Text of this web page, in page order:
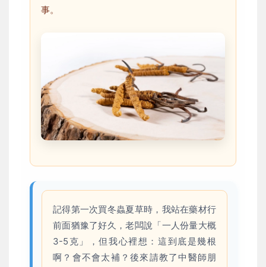
事。
記得第一次買冬蟲夏草時，我站在藥材行
前面猶豫了好久，老闆說「一人份量大概
3-5克」，但我心裡想：這到底是幾根
啊？會不會太補？後來請教了中醫師朋